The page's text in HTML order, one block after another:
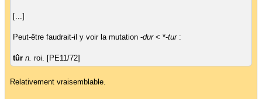
[...]
Peut-être faudrait-il y voir la mutation -dur < *-tur :
tûr n. roi. [PE11/72]
Relativement vraisemblable.